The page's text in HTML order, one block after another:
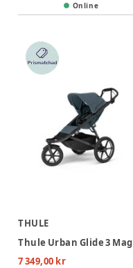
Online
THULE
7 349,00 kr